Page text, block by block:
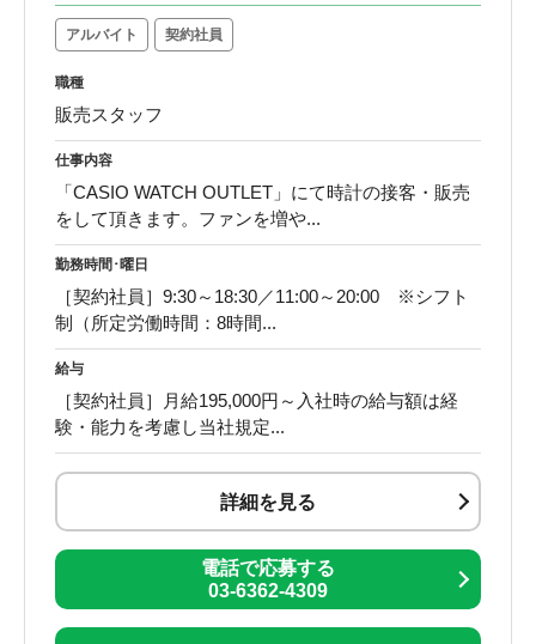
アルバイト 契約社員
職種
販売スタッフ
仕事内容
「CASIO WATCH OUTLET」にて時計の接客・販売
をして頂きます。ファンを増や...
勤務時間･曜日
［契約社員］9:30～18:30／11:00～20:00 ※シフト
制（所定労働時間：8時間...
給与
［契約社員］月給195,000円～入社時の給与額は経
験・能力を考慮し当社規定...
詳細を見る
電話で応募する
03-6362-4309